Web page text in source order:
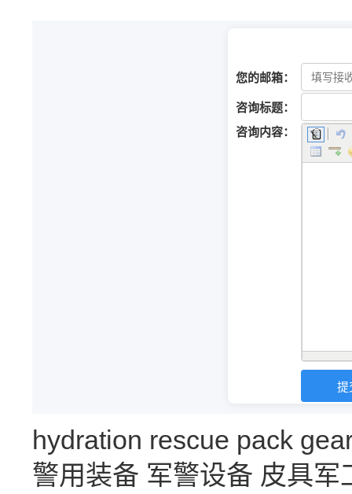
hydration rescue pack
警用装备 军警设备 皮具军